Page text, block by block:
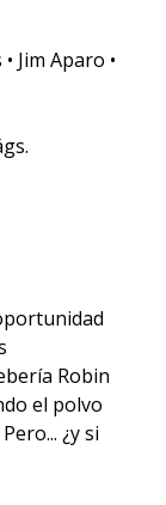
Jim Aparo •
Robin
el polvo
¿y si